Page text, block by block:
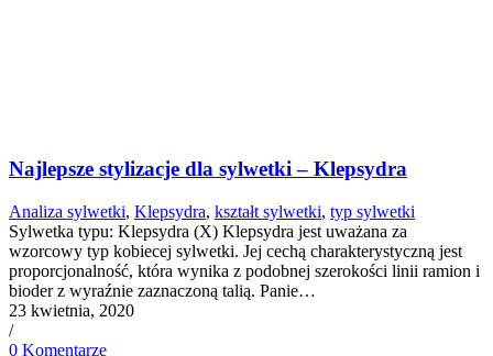
Najlepsze stylizacje dla sylwetki – Klepsydra
Analiza sylwetki, Klepsydra, kształt sylwetki, typ sylwetki
Sylwetka typu: Klepsydra (X) Klepsydra jest uważana za
wzorcowy typ kobiecej sylwetki. Jej cechą charakterystyczną jest
proporcjonalność, która wynika z podobnej szerokości linii ramion i
bioder z wyraźnie zaznaczoną talią. Panie…
23 kwietnia, 2020
/
0 Komentarze